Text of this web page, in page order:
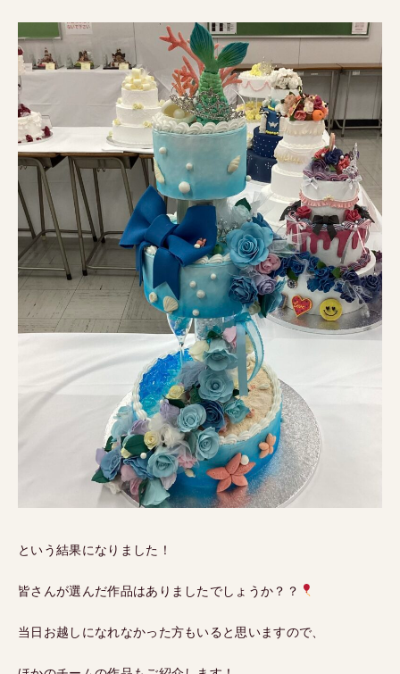
という結果になりました！
皆さんが選んだ作品はありましたでしょうか？？
当日お越しになれなかった方もいると思いますので、